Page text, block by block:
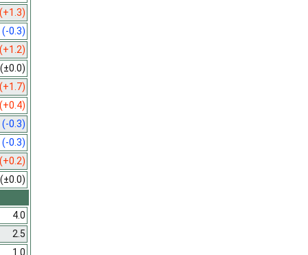
(+1.3)
(-0.3)
(+1.2)
(±0.0)
(+1.7)
(+0.4)
(-0.3)
(-0.3)
(+0.2)
(±0.0)
4.0
2.5
1.0